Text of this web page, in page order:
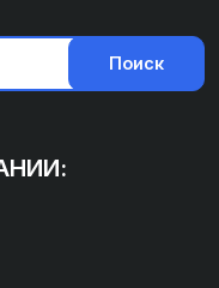
Поиск